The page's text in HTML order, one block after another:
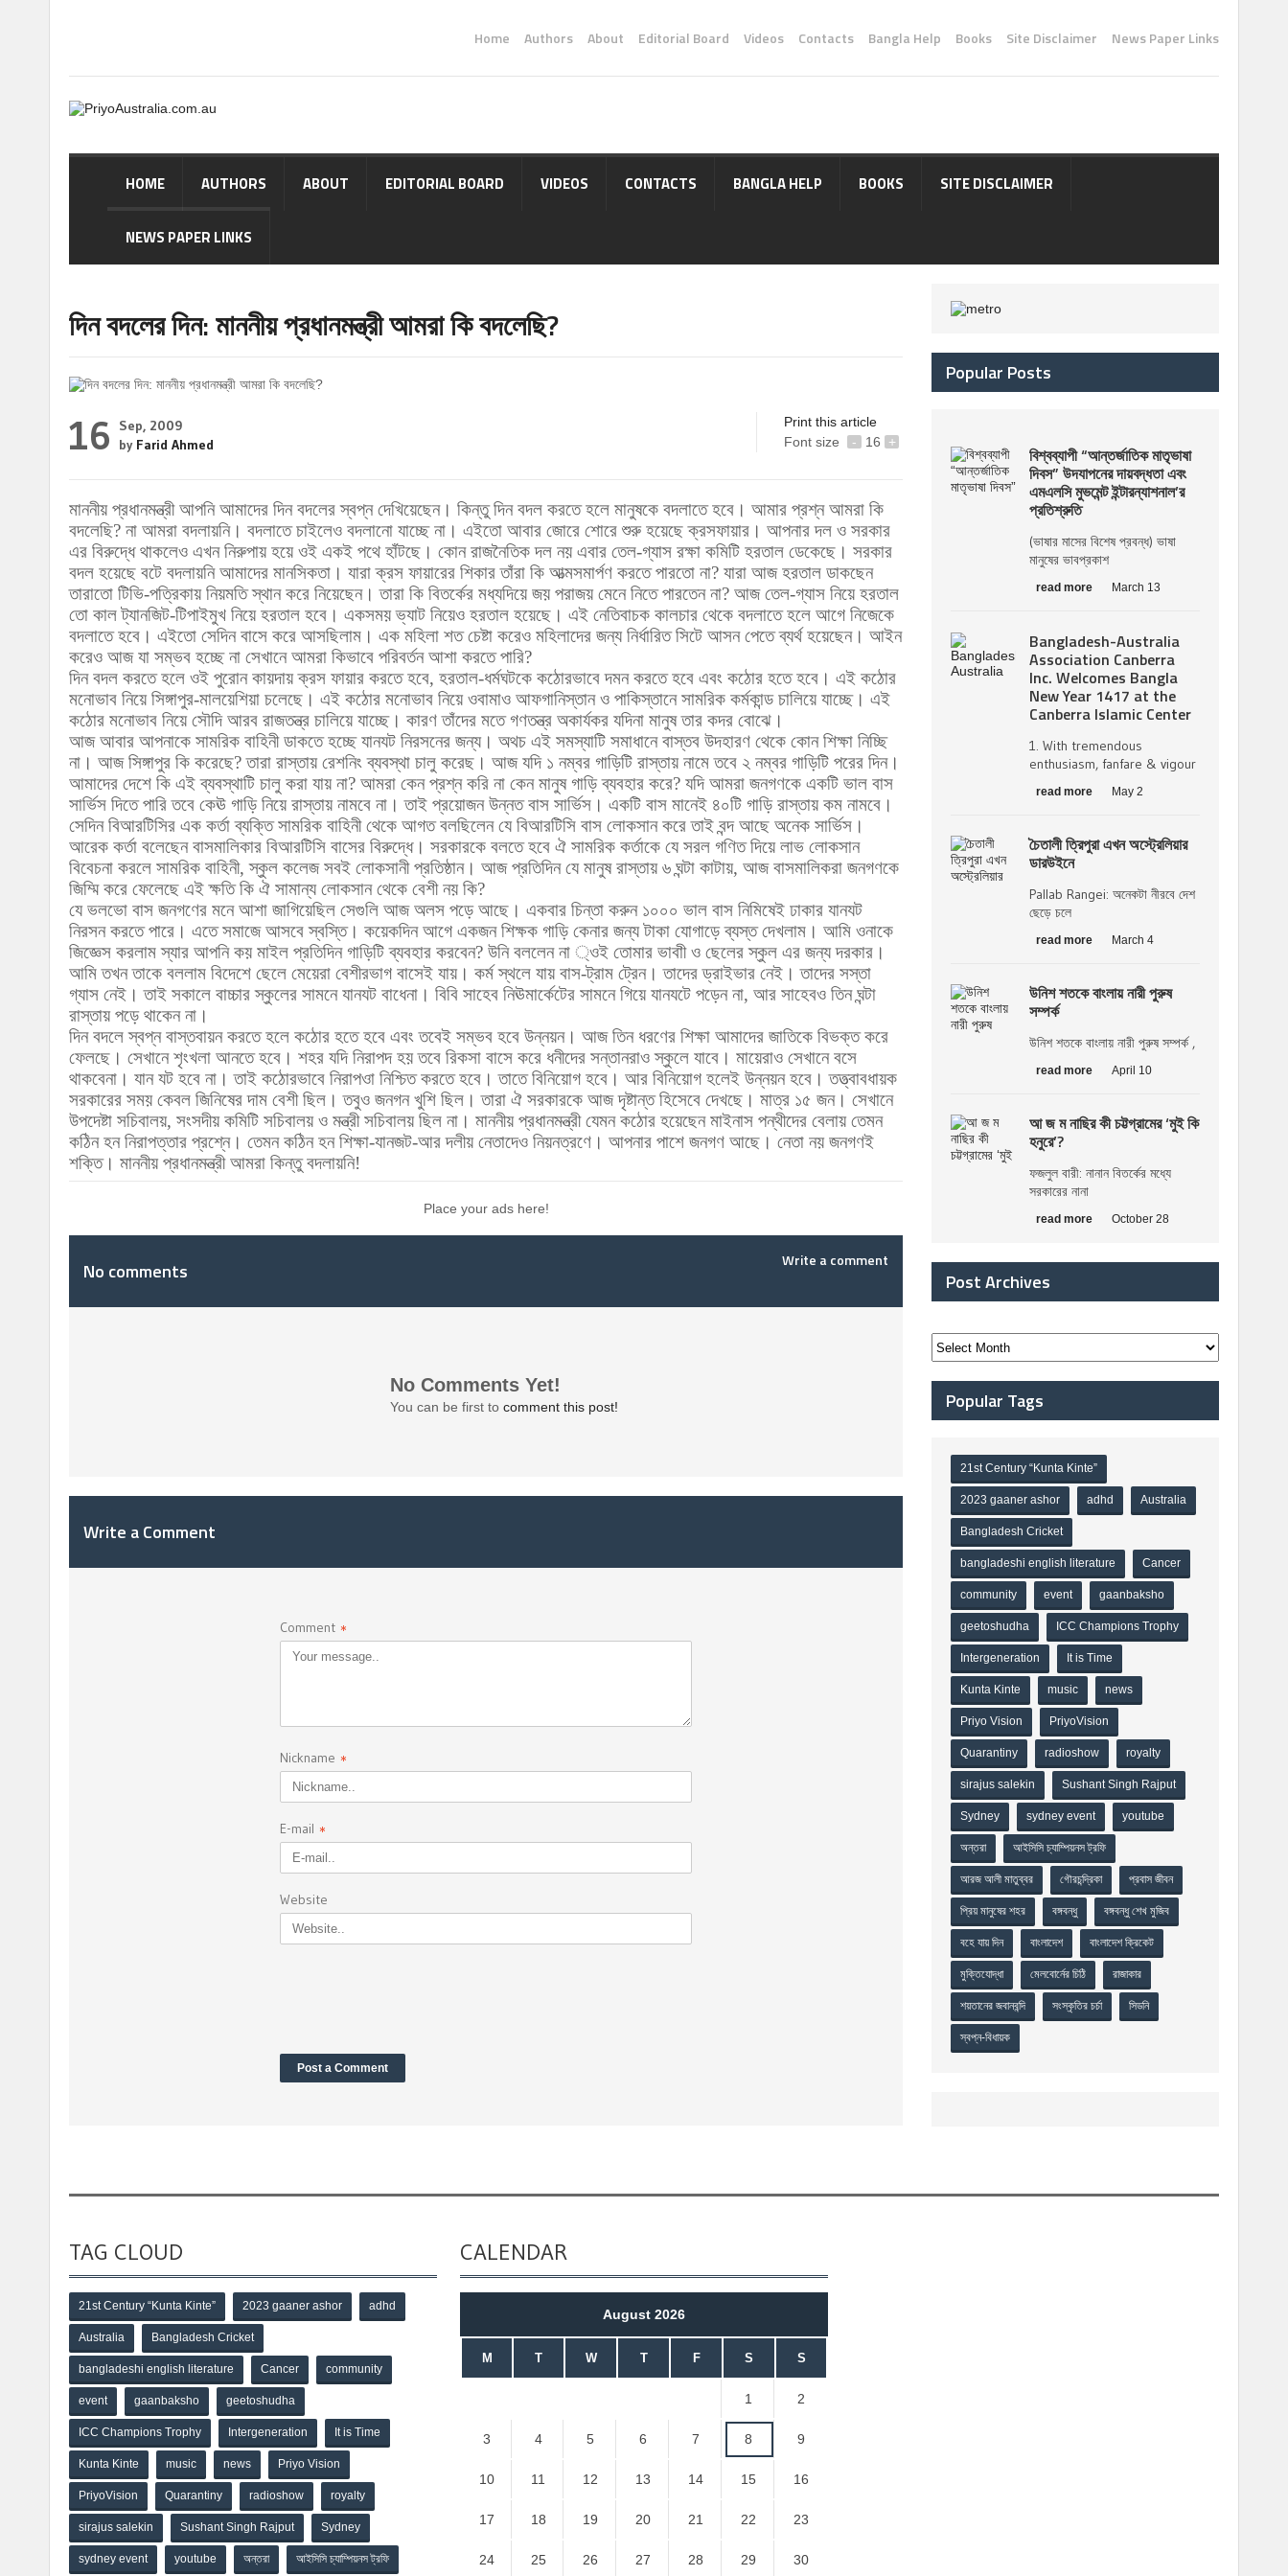
Home Authors About Editorial Board Videos Contacts Bangla Help Books Site Disclaimer News Paper Links
HOME AUTHORS ABOUT EDITORIAL BOARD VIDEOS CONTACTS BANGLA HELP BOOKS SITE DISCLAIMER
NEWS PAPER LINKS
দিন বদলের দিন: মাননীয় প্রধানমন্ত্রী আমরা কি বদলেছি?
16
Sep, 2009
by Farid Ahmed
Print this article
Font size
- 16 +
মাননীয় প্রধানমন্ত্রী আপনি আমাদের দিন বদলের স্বপ্ন দেখিয়েছেন। কিন্তু দিন বদল করতে হলে মানুষকে বদলাতে হবে। আমার প্রশ্ন আমরা কি
বদলেছি? না আমরা বদলায়নি। বদলাতে চাইলেও বদলানো যাচ্ছে না। এইতো আবার জোরে শোরে শুরু হয়েছে ক্রসফায়ার। আপনার দল ও সরকার
এর বিরুদ্ধে থাকলেও এখন নিরুপায় হয়ে ওই একই পথে হাঁটছে। কোন রাজনৈতিক দল নয় এবার তেল-গ্যাস রক্ষা কমিটি হরতাল ডেকেছে। সরকার
বদল হয়েছে বটে বদলায়নি আমাদের মানসিকতা। যারা ক্রস ফায়ারের শিকার তাঁরা কি আত্মসমার্পণ করতে পারতো না? যারা আজ হরতাল ডাকছেন
তারাতো টিভি-পত্রিকায় নিয়মতি স্থান করে নিয়েছেন। তারা কি বিতর্কের মধ্যদিয়ে জয় পরাজয় মেনে নিতে পারতেন না? আজ তেল-গ্যাস নিয়ে হরতাল
তো কাল ট্যানজিট-টিপাইমুখ নিয়ে হরতাল হবে। একসময় ভ্যাট নিয়েও হরতাল হয়েছে। এই নেতিবাচক কালচার থেকে বদলাতে হলে আগে নিজেকে
বদলাতে হবে। এইতো সেদিন বাসে করে আসছিলাম। এক মহিলা শত চেষ্টা করেও মহিলাদের জন্য নির্ধারিত সিটে আসন পেতে ব্যর্থ হয়েছেন। আইন
করেও আজ যা সম্ভব হচ্ছে না সেখানে আমরা কিভাবে পরিবর্তন আশা করতে পারি?
দিন বদল করতে হলে ওই পুরোন কায়দায় ক্রস ফায়ার করতে হবে, হরতাল-ধর্মঘটকে কঠোরভাবে দমন করতে হবে এবং কঠোর হতে হবে। এই কঠোর
মনোভাব নিয়ে সিঙ্গাপুর-মালয়েশিয়া চলেছে। এই কঠোর মনোভাব নিয়ে ওবামাও আফগানিস্তান ও পাকিস্তানে সামরিক কর্মকান্ড চালিয়ে যাচ্ছে। এই
কঠোর মনোভাব নিয়ে সৌদি আরব রাজতন্ত্র চালিয়ে যাচ্ছে। কারণ তাঁদের মতে গণতন্ত্র অকার্যকর যদিনা মানুষ তার কদর বোঝে।
আজ আবার আপনাকে সামরিক বাহিনী ডাকতে হচ্ছে যানযট নিরসনের জন্য। অথচ এই সমস্যাটি সমাধানে বাস্তব উদহারণ থেকে কোন শিক্ষা নিচ্ছি
না। আজ সিঙ্গাপুর কি করেছে? তারা রাস্তায় রেশনিং ব্যবস্থা চালু করেছ। আজ যদি ১ নম্বর গাড়িটি রাস্তায় নামে তবে ২ নম্বর গাড়িটি পরের দিন।
আমাদের দেশে কি এই ব্যবস্থাটি চালু করা যায় না? আমরা কেন প্রশ্ন করি না কেন মানুষ গাড়ি ব্যবহার করে? যদি আমরা জনগণকে একটি ভাল বাস
সার্ভিস দিতে পারি তবে কেঊ গাড়ি নিয়ে রাস্তায় নামবে না। তাই প্রয়োজন উন্নত বাস সার্ভিস। একটি বাস মানেই ৪০টি গাড়ি রাস্তায় কম নামবে।
সেদিন বিআরটিসির এক কর্তা ব্যক্তি সামরিক বাহিনী থেকে আগত বলছিলেন যে বিআরটিসি বাস লোকসান করে তাই বন্দ আছে অনেক সার্ভিস।
আরেক কর্তা বলেছেন বাসমালিকার বিআরটিসি বাসের বিরুদ্ধে। সরকারকে বলতে হবে ঐ সামরিক কর্তাকে যে সরল গণিত দিয়ে লাভ লোকসান
বিবেচনা করলে সামরিক বাহিনী, স্কুল কলেজ সবই লোকসানী প্রতিষ্ঠান। আজ প্রতিদিন যে মানুষ রাস্তায় ৬ ঘন্টা কাটায়, আজ বাসমালিকরা জনগণকে
জিম্মি করে ফেলেছে এই ক্ষতি কি ঐ সামান্য লোকসান থেকে বেশী নয় কি?
যে ভলভো বাস জনগণের মনে আশা জাগিয়েছিল সেগুলি আজ অলস পড়ে আছে। একবার চিন্তা করুন ১০০০ ভাল বাস নিমিষেই ঢাকার যানযট
নিরসন করতে পারে। এতে সমাজে আসবে স্বস্তি। কয়েকদিন আগে একজন শিক্ষক গাড়ি কেনার জন্য টাকা যোগাড়ে ব্যস্ত দেখলাম। আমি ওনাকে
জিজ্ঞেস করলাম স্যার আপনি কয় মাইল প্রতিদিন গাড়িটি ব্যবহার করবেন? উনি বললেন না ্ওই তোমার ভাবাী ও ছেলের স্কুল এর জন্য দরকার।
আমি তখন তাকে বললাম বিদেশে ছেলে মেয়েরা বেশীরভাগ বাসেই যায়। কর্ম স্থলে যায় বাস-ট্রাম ট্রেন। তাদের ড্রাইভার নেই। তাদের সস্তা
গ্যাস নেই। তাই সকালে বাচ্চার স্কুলের সামনে যানযট বাধেনা। বিবি সাহেব নিঊমার্কেটের সামনে গিয়ে যানযটে পড়েন না, আর সাহেবও তিন ঘন্টা
রাস্তায় পড়ে থাকেন না।
দিন বদলে স্বপ্ন বাস্তবায়ন করতে হলে কঠোর হতে হবে এবং তবেই সম্ভব হবে উন্নয়ন। আজ তিন ধরণের শিক্ষা আমাদের জাতিকে বিভক্ত করে
ফেলছে। সেখানে শৃংখলা আনতে হবে। শহর যদি নিরাপদ হয় তবে রিকসা বাসে করে ধনীদের সন্তানরাও স্কুলে যাবে। মায়েরাও সেখানে বসে
থাকবেনা। যান যট হবে না। তাই কঠোরভাবে নিরাপওা নিশ্চিত করতে হবে। তাতে বিনিয়োগ হবে। আর বিনিয়োগ হলেই উন্নয়ন হবে। তত্ত্বাবধায়ক
সরকারের সময় কেবল জিনিষের দাম বেশী ছিল। তবুও জনগন খুশি ছিল। তারা ঐ সরকারকে আজ দৃষ্টান্ত হিসেবে দেখছে। মাত্র ১৫ জন। সেখানে
উপদেষ্টা সচিবালয়, সংসদীয় কমিটি সচিবালয় ও মন্ত্রী সচিবালয় ছিল না। মাননীয় প্রধানমন্ত্রী যেমন কঠোর হয়েছেন মাইনাস পন্থীদের বেলায় তেমন
কঠিন হন নিরাপত্তার প্রশ্নে। তেমন কঠিন হন শিক্ষা-যানজট-আর দলীয় নেতাদেও নিয়নত্রণে। আপনার পাশে জনগণ আছে। নেতা নয় জনগণই
শক্তি। মাননীয় প্রধানমন্ত্রী আমরা কিন্তু বদলায়নি!
Place your ads here!
No comments Write a comment
No Comments Yet!
You can be first to comment this post!
Write a Comment
Comment *
Nickname *
E-mail *
Website
Popular Posts
বিশ্বব্যাপী “আন্তর্জাতিক মাতৃভাষা
দিবস” উদযাপনের দায়বদ্ধতা এবং
এমএলসি মুভমেন্ট ইন্টারন্যাশনাল’র
প্রতিশ্রুতি
(ভাষার মাসের বিশেষ প্রবন্ধ) ভাষা
মানুষের ভাবপ্রকাশ
read more March 13
Bangladesh-Australia
Association Canberra
Inc. Welcomes Bangla
New Year 1417 at the
Canberra Islamic Center
1. With tremendous
enthusiasm, fanfare & vigour
read more May 2
চৈতালী ত্রিপুরা এখন অস্ট্রেলিয়ার
ডারউইনে
Pallab Rangei: অনেকটা নীরবে দেশ
ছেড়ে চলে
read more March 4
উনিশ শতকে বাংলায় নারী পুরুষ
সম্পর্ক
উনিশ শতকে বাংলায় নারী পুরুষ সম্পর্ক ,
read more April 10
আ জ ম নাছির কী চট্টগ্রামের ‘মুই কি
হনুরে’?
ফজলুল বারী: নানান বিতর্কের মধ্যে
সরকারের নানা
read more October 28
Post Archives
Popular Tags
21st Century “Kunta Kinte”
2023 gaaner ashor adhd Australia
Bangladesh Cricket
bangladeshi english literature Cancer
community event gaanbaksho
geetoshudha ICC Champions Trophy
Intergeneration It is Time
Kunta Kinte music news
Priyo Vision PriyoVision
Quarantiny radioshow royalty
sirajus salekin Sushant Singh Rajput
Sydney sydney event youtube
অন্তরা আইসিসি চ্যাম্পিয়নস ট্রফি
আরজ আলী মাতুব্বর গৌরচন্দ্রিকা প্রবাস জীবন
প্রিয় মানুষের শহর বঙ্গবন্ধু বঙ্গবন্ধু শেখ মুজিব
বহে যায় দিন বাংলাদেশ বাংলাদেশ ক্রিকেট
মুক্তিযোদ্ধা মেলবোর্নের চিঠি রাজাকার
শয়তানের জবানবন্দি সংস্কৃতির চর্চা সিডনি
স্বপ্ন-বিধায়ক
TAG CLOUD
21st Century “Kunta Kinte” 2023 gaaner ashor adhd
Australia Bangladesh Cricket
bangladeshi english literature Cancer community
event gaanbaksho geetoshudha
ICC Champions Trophy Intergeneration It is Time
Kunta Kinte music news Priyo Vision
PriyoVision Quarantiny radioshow royalty
sirajus salekin Sushant Singh Rajput Sydney
sydney event youtube অন্তরা আইসিসি চ্যাম্পিয়নস ট্রফি
CALENDAR
August 2026
M T W T F S S
1 2
3 4 5 6 7 8 9
10 11 12 13 14 15 16
17 18 19 20 21 22 23
24 25 26 27 28 29 30